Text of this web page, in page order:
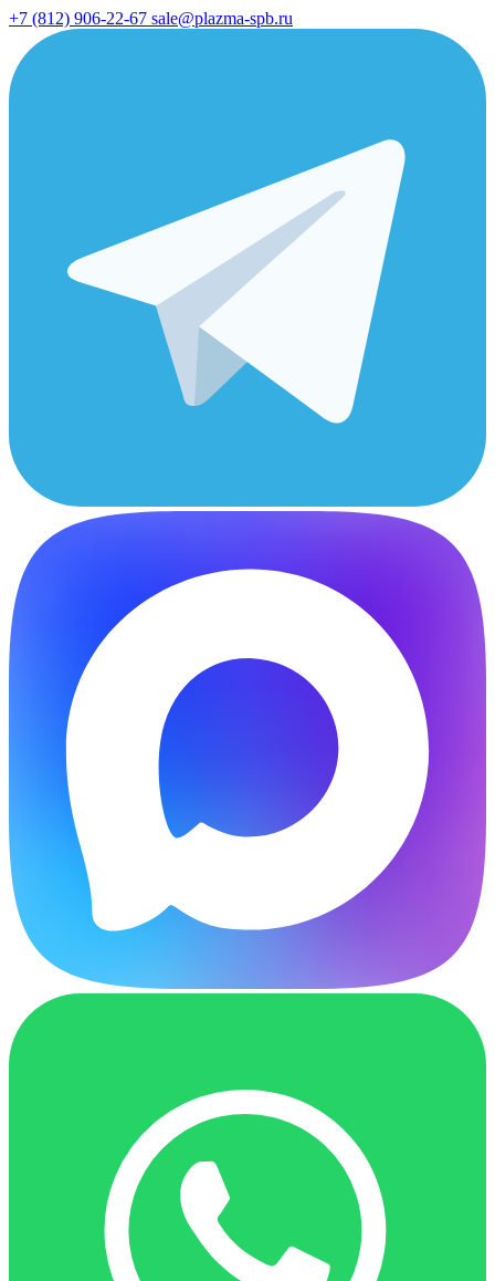
+7 (812) 906-22-67 sale@plazma-spb.ru